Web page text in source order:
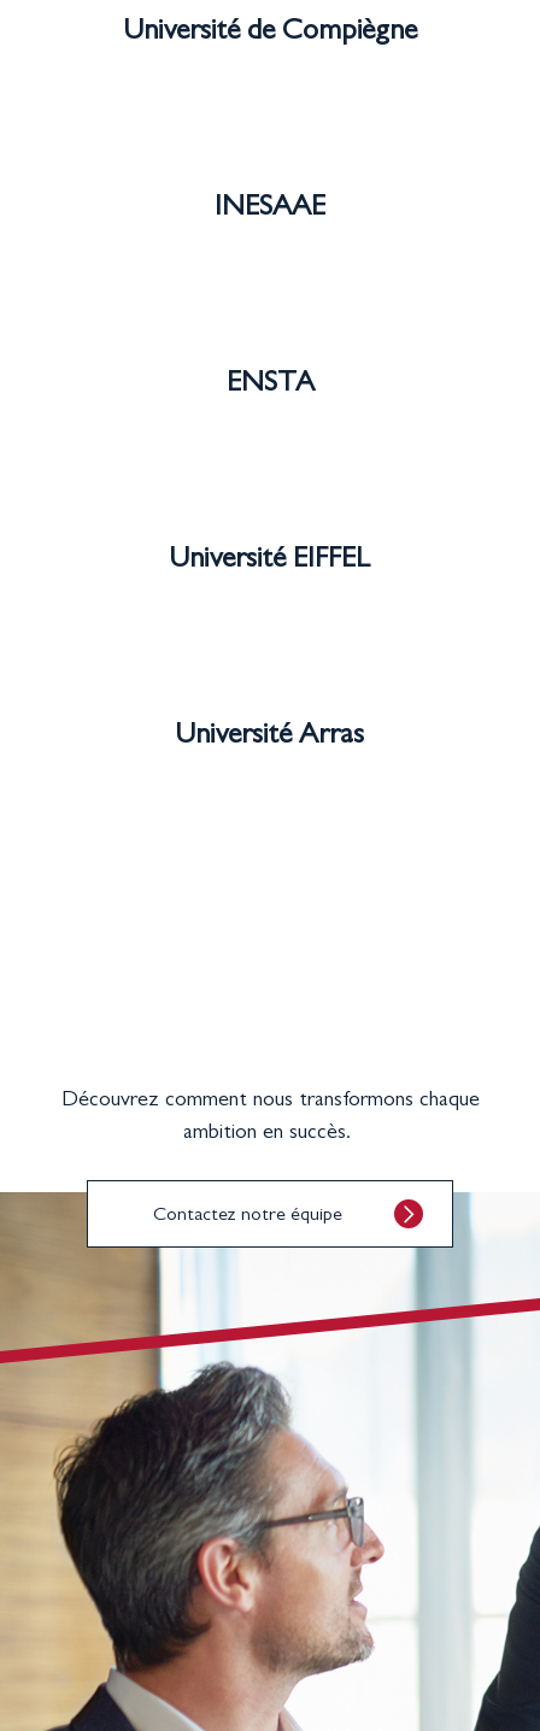
Université de Compiègne
INESAAE
ENSTA
Université EIFFEL
Université Arras
Découvrez comment nous transformons chaque
ambition en succès.
Contactez notre équipe